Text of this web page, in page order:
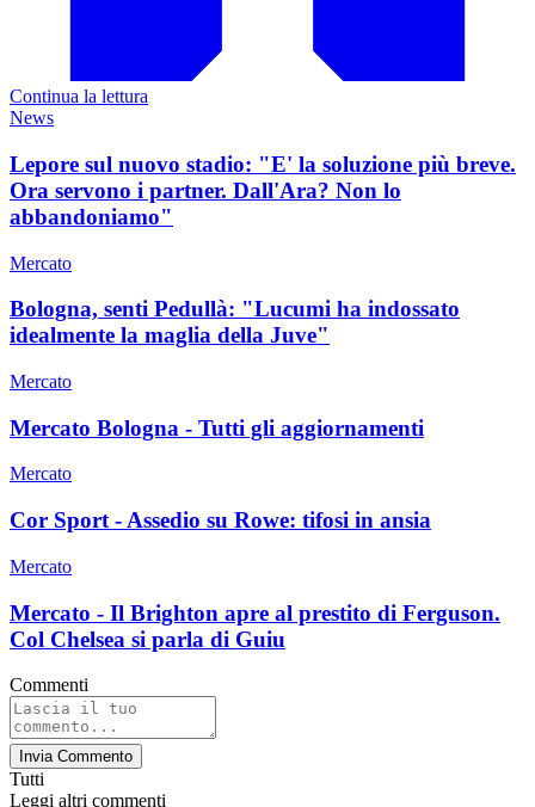
Continua la lettura
News
Lepore sul nuovo stadio: "E' la soluzione più breve.
Ora servono i partner. Dall'Ara? Non lo
abbandoniamo"
Mercato
Bologna, senti Pedullà: "Lucumi ha indossato
idealmente la maglia della Juve"
Mercato
Mercato Bologna - Tutti gli aggiornamenti
Mercato
Cor Sport - Assedio su Rowe: tifosi in ansia
Mercato
Mercato - Il Brighton apre al prestito di Ferguson.
Col Chelsea si parla di Guiu
Commenti
Invia Commento
Tutti
Leggi altri commenti